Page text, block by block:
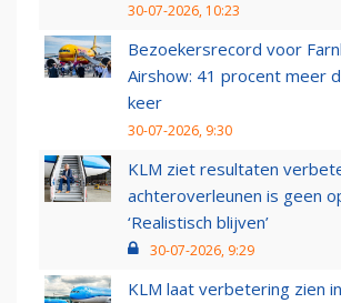
30-07-2026, 10:23
Bezoekersrecord voor
Airshow: 41 procent meer
keer
30-07-2026, 9:30
KLM ziet resultaten
achteroverleunen is geen
‘Realistisch blijven’
30-07-2026, 9:29
KLM laat verbetering zien